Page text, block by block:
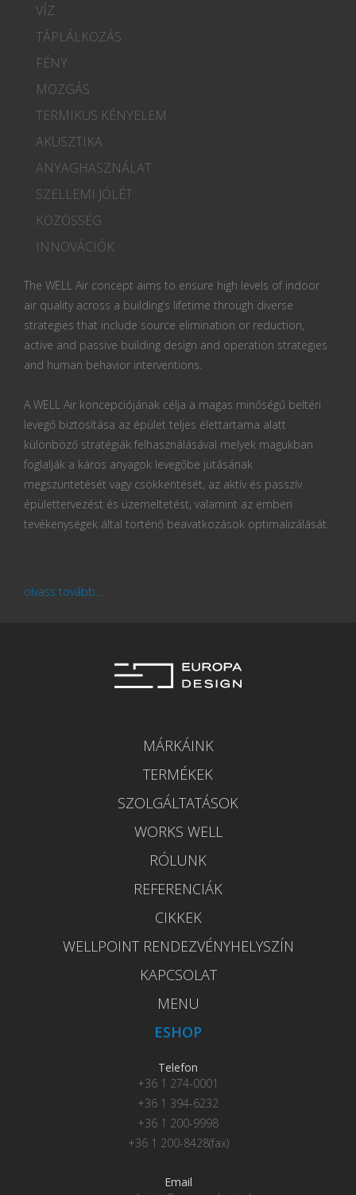
VÍZ
TÁPLÁLKOZÁS
FÉNY
MOZGÁS
TERMIKUS KÉNYELEM
AKUSZTIKA
ANYAGHASZNÁLAT
SZELLEMI JÓLÉT
KÖZÖSSÉG
INNOVÁCIÓK
The WELL Air concept aims to ensure high levels of indoor
air quality across a building’s lifetime through diverse
strategies that include source elimination or reduction,
active and passive building design and operation strategies
and human behavior interventions.
A WELL Air koncepciójának célja a magas minőségű beltéri
levegő biztosítása az épület teljes élettartama alatt
különböző stratégiák felhasználásával melyek magukban
foglalják a káros anyagok levegőbe jutásának
megszüntetését vagy csökkentését, az aktív és passzív
épülettervezést és üzemeltetést, valamint az emberi
tevékenységek által történő beavatkozások optimalizálását.
olvass tovább...
MÁRKÁINK
TERMÉKEK
SZOLGÁLTATÁSOK
WORKS WELL
RÓLUNK
REFERENCIÁK
CIKKEK
WELLPOINT RENDEZVÉNYHELYSZÍN
KAPCSOLAT
MENU
ESHOP
Telefon
+36 1 274-0001
+36 1 394-6232
+36 1 200-9998
+36 1 200-8428(fax)
Email